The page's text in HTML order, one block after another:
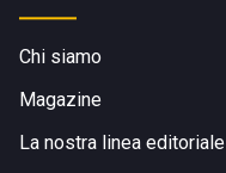
Chi siamo
Magazine
La nostra linea editoriale